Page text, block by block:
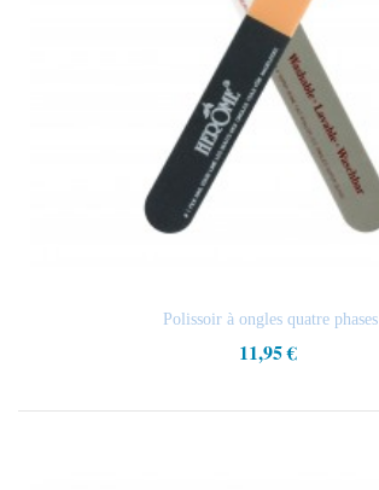
Polissoir à ongles quatre phases
11,95 €